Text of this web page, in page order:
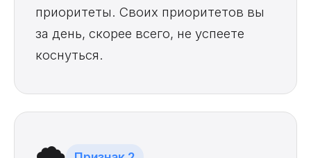
приоритеты. Своих приоритетов вы
за день, скорее всего, не успеете
коснуться.